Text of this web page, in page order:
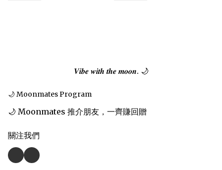
𝑽𝒊𝒃𝒆 𝒘𝒊𝒕𝒉 𝒕𝒉𝒆 𝒎𝒐𝒐𝒏. 🌙
🌙 Moonmates Program
🌙 Moonmates 推介朋友，一齊賺回贈
關注我們